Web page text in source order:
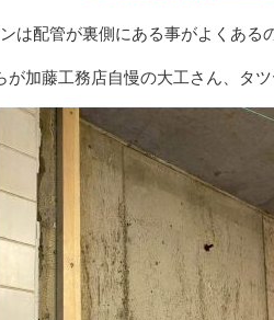
は配管が裏側にある事がよくある
が加藤工務店自慢の大工さん、タ